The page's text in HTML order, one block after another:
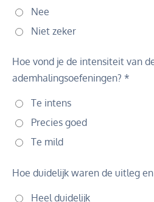
Nee
Niet zeker
Hoe vond je de intensiteit van
ademhalingsoefeningen? *
Te intens
Precies goed
Te mild
Hoe duidelijk waren de uitleg
Heel duidelijk